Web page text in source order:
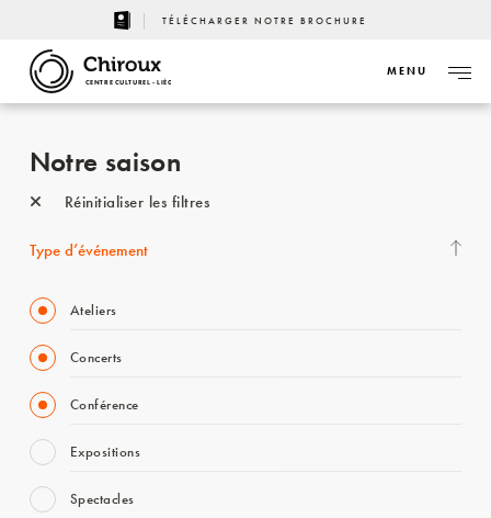
TÉLÉCHARGER NOTRE BROCHURE
CENTRE CULTUREL - LIÈGE
MENU
Notre saison
Réinitialiser les filtres
Type d’événement
Ateliers
Concerts
Conférence
Expositions
Spectacles